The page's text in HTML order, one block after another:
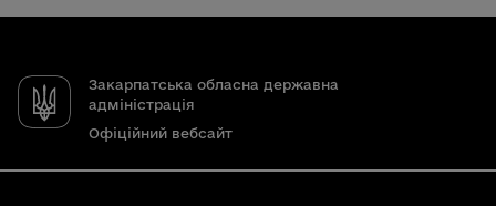
Закарпатська обласна державна
адміністрація
Офіційний вебсайт